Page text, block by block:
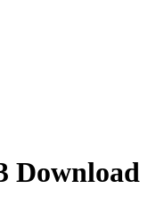
Download